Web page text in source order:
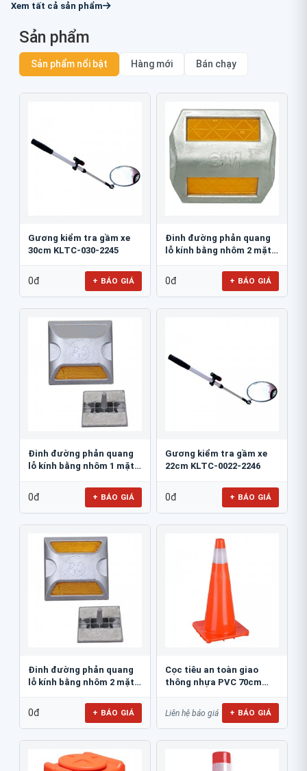
Xem tất cả sản phẩm
Sản phẩm
Sản phẩm nổi bật Hàng mới Bán chạy
Gương kiểm tra gầm xe
30cm KLTC-030-2245
0đ + BÁO GIÁ
Đinh đường phản quang
lỗ kính bằng nhôm 2 mặt
0đ + BÁO GIÁ
Đinh đường phản quang
lỗ kính bằng nhôm 1 mặt
0đ + BÁO GIÁ
Gương kiểm tra gầm xe
22cm KLTC-0022-2246
0đ + BÁO GIÁ
Đinh đường phản quang
lỗ kính bằng nhôm 2 mặt
0đ + BÁO GIÁ
Cọc tiêu an toàn giao
thông nhựa PVC 70cm
Liên hệ báo giá + BÁO GIÁ